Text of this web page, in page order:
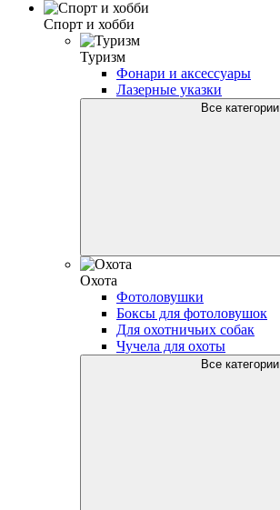
Спорт и хобби
Туризм
Фонари и аксессуары
Лазерные указки
Все категории
Охота
Фотоловушки
Боксы для фотоловушок
Для охотничьих собак
Чучела для охоты
Все категории